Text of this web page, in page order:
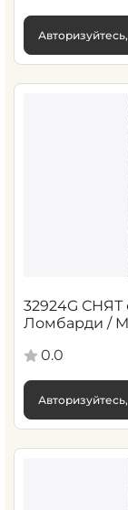
32924G СНЯТ
Ломбарди /
0.0